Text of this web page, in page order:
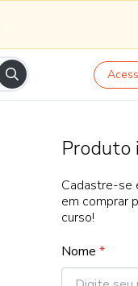
Produto
Cadastre-se
em comprar
curso!
Nome *